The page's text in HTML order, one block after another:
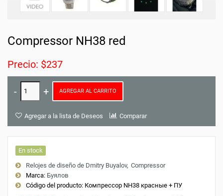
Compressor NH38 red
Precio: $237
AGREGAR AL CARRITO
Agregar a la lista de Deseos Comparar
En stock
Relojes de diseño de Dmitry Buyalov Compressor
Marca: Буялов
Código del producto: Компрессор NH38 красные + ПУ